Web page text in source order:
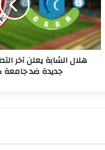
التطورات
في
شكاية
جديدة
ضد
جامعةهلال الشابة يعلن آخر
جديدة ضد جامعة